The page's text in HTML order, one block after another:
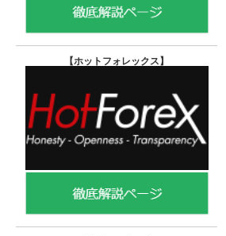
【ホットフォレックス】